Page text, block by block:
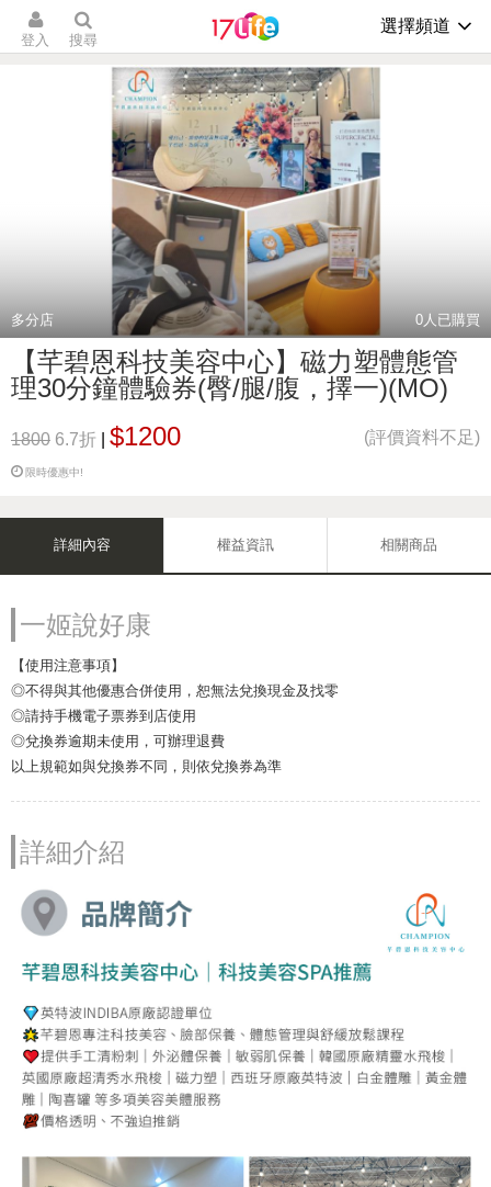
登入 搜尋
選擇頻道
多分店 0人已購買
【芊碧恩科技美容中心】磁力塑體態管
理30分鐘體驗券(臀/腿/腹，擇一)(MO)
1800 6.7折 $1200 (評價資料不足)
限時優惠中!
詳細內容 權益資訊 相關商品
一姬說好康
【使用注意事項】
◎不得與其他優惠合併使用，恕無法兌換現金及找零
◎請持手機電子票券到店使用
◎兌換券逾期未使用，可辦理退費
以上規範如與兌換券不同，則依兌換券為準
詳細介紹